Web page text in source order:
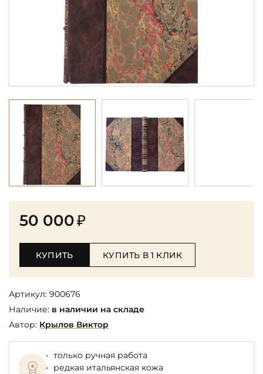
50 000₽
КУПИТЬ КУПИТЬ В 1 КЛИК
Артикул: 900676
Наличие: в наличии на складе
Автор: Крылов Виктор
только ручная работа
редкая итальянская кожа